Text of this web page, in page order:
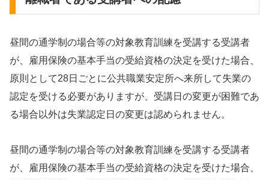
昼間の通学制の場合等の対象教育訓練を受講する受講者
が、雇用保険の基本手当の受給資格の決定を受けた場合、
原則として28日ごとに公共職業安定所へ来所して失業の
認定を受ける必要がありますが、受講日の変更が困難であ
る場合以外は失業認定日の変更は認められません。
昼間の通学制の場合等の対象教育訓練を受講する受講者
が、雇用保険の基本手当の受給資格の決定を受けた場合、